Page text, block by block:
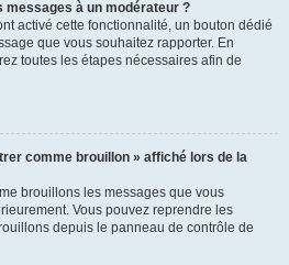
à un modérateur ?
activé cette fonctionnalité, un bouton dédié
que vous souhaitez rapporter. En
toutes les étapes nécessaires afin de
comme brouillon » affiché lors de la
brouillons les messages que vous
Vous pouvez reprendre les
depuis le panneau de contrôle de